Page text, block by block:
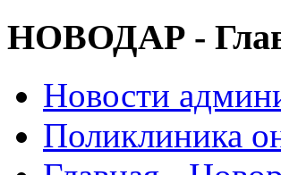
НОВОДАР -
Новости
Поликлиника